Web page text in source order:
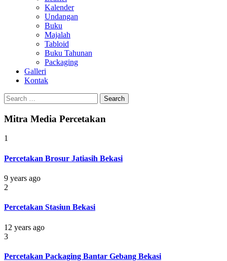
Kalender
Undangan
Buku
Majalah
Tabloid
Buku Tahunan
Packaging
Galleri
Kontak
Search
for:
Mitra Media Percetakan
1
Percetakan Brosur Jatiasih Bekasi
9 years ago
2
Percetakan Stasiun Bekasi
12 years ago
3
Percetakan Packaging Bantar Gebang Bekasi